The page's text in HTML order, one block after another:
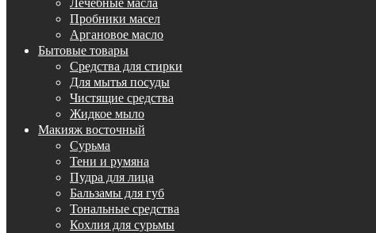
Пробники масел
Аргановое масло
Бытовые товары
Средства для стирки
Для мытья посуды
Чистящие средства
Жидкое мыло
Макияж восточный
Сурьма
Тени и румяна
Пудра для лица
Бальзамы для губ
Тональные средства
Кохлия для сурьмы